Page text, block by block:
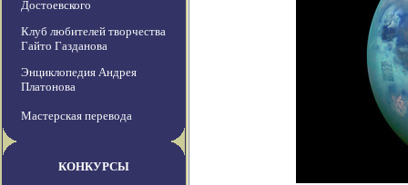
Достоевского
Клуб любителей творчества
Гайто Газданова
Энциклопедия Андрея
Платонова
Мастерская перевода
КОНКУРСЫ